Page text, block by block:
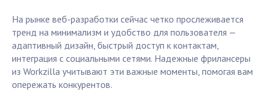
На рынке веб-разработки сейчас четко прослеживается
тренд на минимализм и удобство для пользователя —
адаптивный дизайн, быстрый доступ к контактам,
интеграция с социальными сетями. Надежные фрилансеры
из Workzilla учитывают эти важные моменты, помогая вам
опережать конкурентов.